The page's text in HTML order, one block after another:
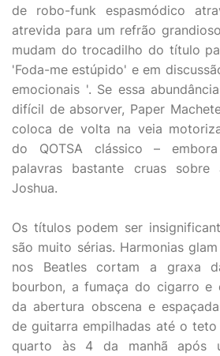
de robo-funk espasmódico
atrevida para um refrão
mudam do trocadilho do título
'Foda-me estúpido' e em
emocionais '. Se essa
difícil de absorver, Paper
coloca de volta na veia
do QOTSA clássico –
palavras bastante cruas
Joshua.
Os títulos podem ser
são muito sérias. Harmonias
nos Beatles cortam a graxa
bourbon, a fumaça do cigarro e
da abertura obscena e
de guitarra empilhadas até o
quarto às 4 da manhã após